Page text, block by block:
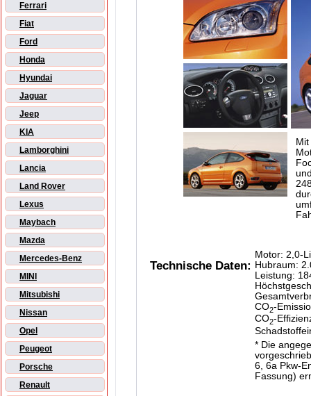
Ferrari
Fiat
Ford
Honda
Hyundai
Jaguar
Jeep
KIA
Lamborghini
Lancia
Land Rover
Lexus
Maybach
Mazda
Mercedes-Benz
MINI
Mitsubishi
Nissan
Opel
Peugeot
Porsche
Renault
Technische Daten:
Motor: 2,0-
Hubraum:
Leistung:
CO2-
CO2-
* Die
6, 6a Pkw-
Fassung)